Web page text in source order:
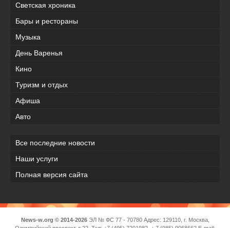
Светская хроника
Бары и рестораны
Музыка
День Варенья
Кино
Туризм и отдых
Афиша
Авто
Все последние новости
Наши услуги
Полная версия сайта
News-w.org © 2014-2026ЭЛ № ФС 77 - 70780 Адрес: 129110, г. Москва,